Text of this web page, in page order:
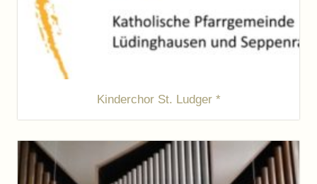
Kinderchor St. Ludger *